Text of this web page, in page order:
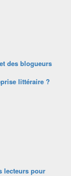
des blogueurs
littéraire ?
lecteurs pour